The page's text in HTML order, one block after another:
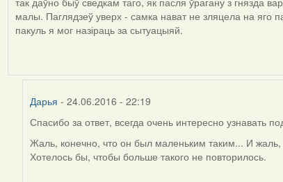
малы. Паглядзеў уверх - самка нават не зляцела на яго
пакуль я мог назіраць за сытуацыяй.
Дарья - 24.06.2016 - 22:19
In
reply
to
Спасибо за ответ, всегда очень интересно узнавать
Жаль, конечно, что он был маленьким таким... И жаль,
Хотелось бы, чтобы больше такого не повторилось.